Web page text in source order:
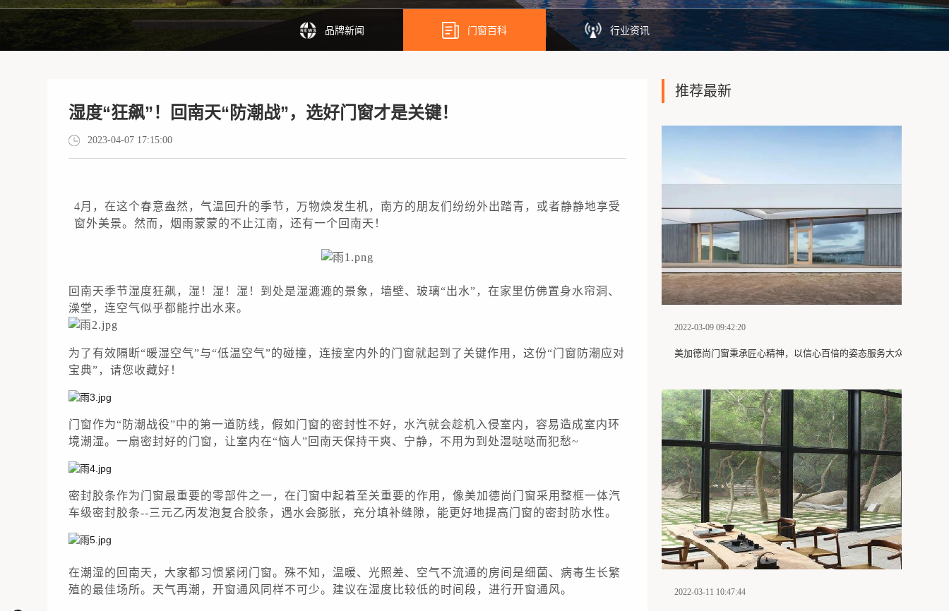
品牌新闻 门窗百科 行业资讯
湿度“狂飙”！回南天“防潮战”，选好门窗才是关键！
2023-04-07 17:15:00
4月，在这个春意盎然，气温回升的季节，万物焕发生机 ，南方的朋友们纷纷外出踏青，或者静静地享受
窗外美景。然而，烟 雨蒙蒙的不止江南，还有一个回南天！
回 南天季节湿度狂飙，湿！湿！湿！到处是湿漉漉的景象，墙壁、玻璃“出水”，在家里仿佛置身水帘洞、
澡堂，连空气似乎都能拧出水来。
为了有效隔断“暖湿空气”与“低温空气”的碰撞，连接室内外的门窗就起到 了关键作用 ，这份“门窗防潮应对
宝典”，请您收藏好！
门窗作为“防潮战役”中的第一道防线，假如门窗的密封性不好，水汽就会趁机入侵室内，容易造成室内环
境潮湿。一扇密封好的门窗，让室内在“恼人”回南天保持干爽、宁静，不用为到处湿哒哒而犯愁~
密封胶条作为门窗最重要的零部件之一，在门窗中起着至关重要的作用，像美加德尚门窗采用整框一体汽
车级密封胶条--三元乙丙发泡复合胶条，遇水会膨胀，充分填补缝隙，能更好地提高门窗的密封防水性。
在潮湿的回南天，大家都习惯紧闭门窗。殊不知，温暖、光照差、空气不流通的房间是细菌、病毒生长繁
殖的最佳场所。 天气再潮，开窗通风同样不可少。 建议在湿度比较低的时间段，进行开窗通风。
推荐最新
2022-03-09 09:42:20
美加德尚门窗秉承匠心精神，以信心百倍的姿态服务大众
2022-03-11 10:47:44